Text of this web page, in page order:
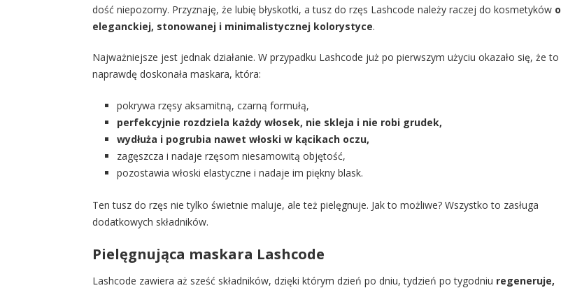
dość niepozorny. Przyznaję, że lubię błyskotki, a tusz do rzęs Lashcode należy raczej do kosmetyków o
eleganckiej, stonowanej i minimalistycznej kolorystyce.
Najważniejsze jest jednak działanie. W przypadku Lashcode już po pierwszym użyciu okazało się, że to
naprawdę doskonała maskara, która:
pokrywa rzęsy aksamitną, czarną formułą,
perfekcyjnie rozdziela każdy włosek, nie skleja i nie robi grudek,
wydłuża i pogrubia nawet włoski w kącikach oczu,
zagęszcza i nadaje rzęsom niesamowitą objętość,
pozostawia włoski elastyczne i nadaje im piękny blask.
Ten tusz do rzęs nie tylko świetnie maluje, ale też pielęgnuje. Jak to możliwe? Wszystko to zasługa
dodatkowych składników.
Pielęgnująca maskara Lashcode
Lashcode zawiera aż sześć składników, dzięki którym dzień po dniu, tydzień po tygodniu regeneruje,